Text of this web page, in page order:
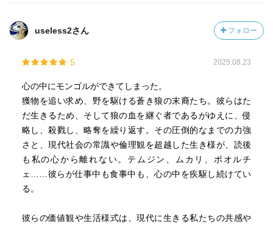
我々からは少し違和感があるものの、遊牧民の生活スタイ
ル・生きるための価値観のよくわかる内容だ
さてどうやってモンゴルを知ろうか…
別に受験生でもないから楽しく知識を得たい
そうだ！ワタクシの好きな井上靖があるじゃないか！
チンギス・ハーン（ここでの記載は「成吉思汗」なのでそ
れに合わせます）の歴史小説
というわけで本編
族の指導権争いが頻繁であった
useless2さん フォロー
5 2025.08.23
心の中にモンゴルができてしまった。
獲物を追い求め、野を駆ける蒼き狼の末裔たち。彼らはた
だ生きるため、そして狼の血を継ぐ者であるがゆえに、侵
略し、殺戮し、略奪を繰り返す。その圧倒的なまでの力強
さと、現代社会の常識や倫理観を超越した生き様が、読後
も私の心から離れない。テムジン、ムカリ、ボオルチ
ェ……彼らが仕事中も食事中も、心の中を疾駆し続けてい
る。
彼らの価値観や生活様式は、現代に生きる私たちの共感や